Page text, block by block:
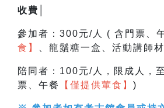
收費│
參加者：300元/人 ( 含門票、
食】
、龍鬚糖一盒、活動講師
陪同者：100元/人，限成人，
票、午餐
【僅提供葷食】 )